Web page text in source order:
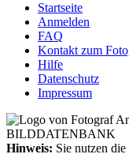
Startseite
Anmelden
FAQ
Kontakt zum
Hilfe
Datenschutz
Impressum
Hinweis: Sie nutzen